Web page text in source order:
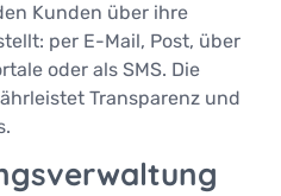
Kunden über ihre
per E-Mail, Post, über
oder als SMS. Die
Transparenz und